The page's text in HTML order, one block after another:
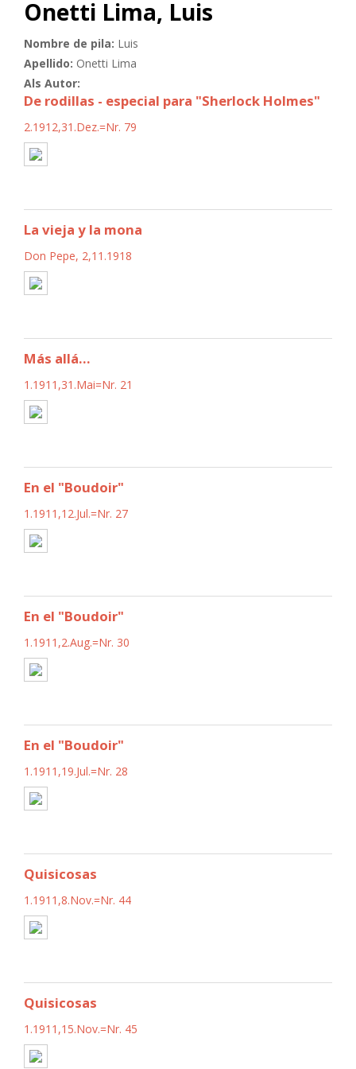
Onetti Lima, Luis
Nombre de pila: Luis
Apellido: Onetti Lima
Als Autor:
De rodillas - especial para "Sherlock Holmes"
2.1912,31.Dez.=Nr. 79
La vieja y la mona
Don Pepe, 2,11.1918
Más allá...
1.1911,31.Mai=Nr. 21
En el "Boudoir"
1.1911,12.Jul.=Nr. 27
En el "Boudoir"
1.1911,2.Aug.=Nr. 30
En el "Boudoir"
1.1911,19.Jul.=Nr. 28
Quisicosas
1.1911,8.Nov.=Nr. 44
Quisicosas
1.1911,15.Nov.=Nr. 45